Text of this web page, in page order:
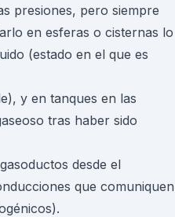
presiones, pero siempre
en esferas o cisternas lo
(estado en el que es
y en tanques en las
tras haber sido
desde el
que comuniquen